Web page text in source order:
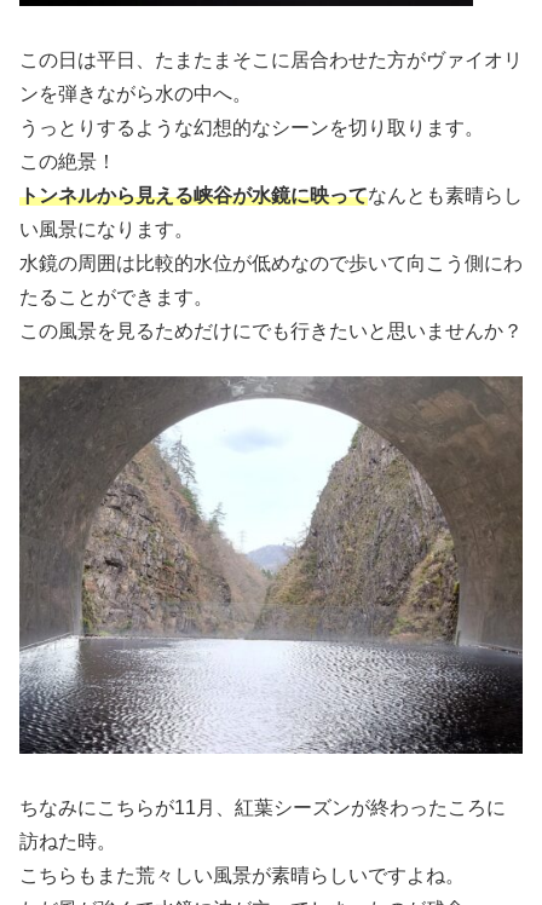
この日は平日、たまたまそこに居合わせた方がヴァイオリ
ンを弾きながら水の中へ。
うっとりするような幻想的なシーンを切り取ります。
この絶景！
トンネルから見える峡谷が水鏡に映ってなんとも素晴らし
い風景になります。
水鏡の周囲は比較的水位が低めなので歩いて向こう側にわ
たることができます。
この風景を見るためだけにでも行きたいと思いませんか？
ちなみにこちらが11月、紅葉シーズンが終わったころに
訪ねた時。
こちらもまた荒々しい風景が素晴らしいですよね。